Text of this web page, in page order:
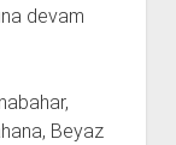
devam
Beyaz